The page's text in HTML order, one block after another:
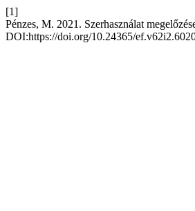
[1]
Pénzes, M. 2021. Szerhasználat
DOI:https://doi.org/10.24365/